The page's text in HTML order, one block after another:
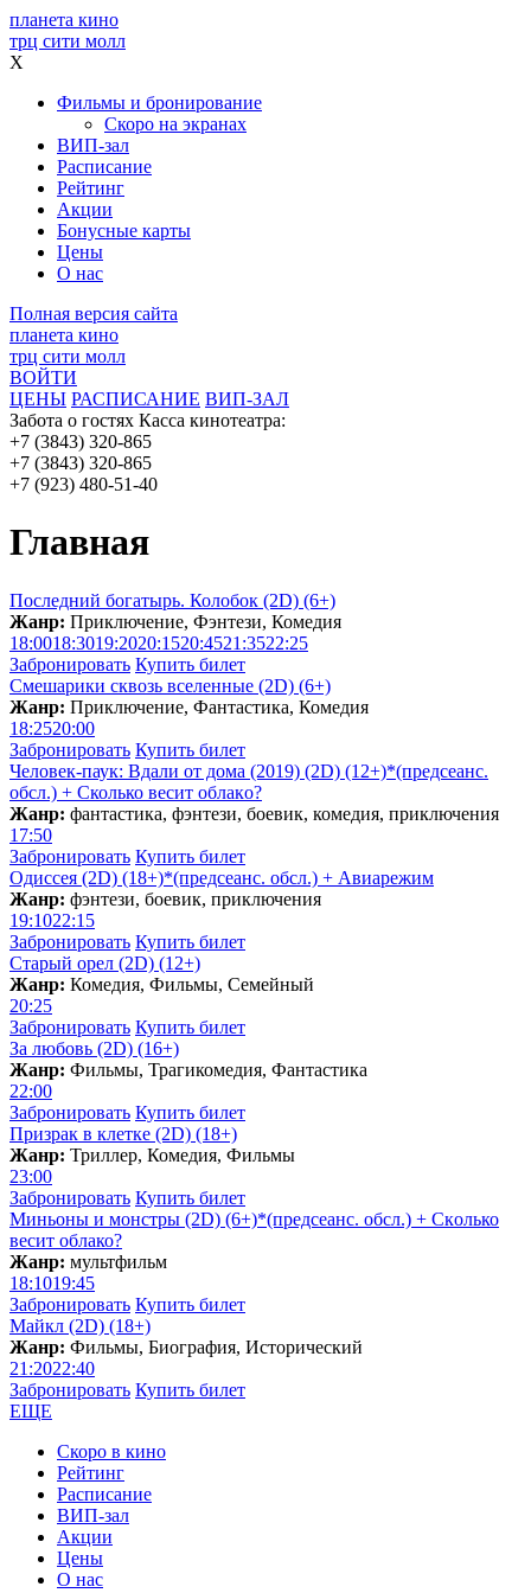
планета кино
трц сити молл
X
Фильмы и бронирование
Скоро на экранах
ВИП-зал
Расписание
Рейтинг
Акции
Бонусные карты
Цены
О нас
Полная версия сайта
планета кино
трц сити молл
ВОЙТИ
ЦЕНЫ РАСПИСАНИЕ ВИП-ЗАЛ
Забота о гостях Касса кинотеатра:
+7 (3843) 320-865
+7 (3843) 320-865
+7 (923) 480-51-40
Главная
Последний богатырь. Колобок (2D) (6+)
Жанр: Приключение, Фэнтези, Комедия
18:0018:3019:2020:1520:4521:3522:25
Забронировать Купить билет
Смешарики сквозь вселенные (2D) (6+)
Жанр: Приключение, Фантастика, Комедия
18:2520:00
Забронировать Купить билет
Человек-паук: Вдали от дома (2019) (2D) (12+)*(предсеанс.
обсл.) + Сколько весит облакo?
Жанр: фантастика, фэнтези, боевик, комедия, приключения
17:50
Забронировать Купить билет
Одиссея (2D) (18+)*(предсеанс. обсл.) + Aвиарежим
Жанр: фэнтези, боевик, приключения
19:1022:15
Забронировать Купить билет
Старый орел (2D) (12+)
Жанр: Комедия, Фильмы, Семейный
20:25
Забронировать Купить билет
За любовь (2D) (16+)
Жанр: Фильмы, Трагикомедия, Фантастика
22:00
Забронировать Купить билет
Призрак в клетке (2D) (18+)
Жанр: Триллер, Комедия, Фильмы
23:00
Забронировать Купить билет
Миньоны и монстры (2D) (6+)*(предсеанс. обсл.) + Скoлько
весит облако?
Жанр: мультфильм
18:1019:45
Забронировать Купить билет
Майкл (2D) (18+)
Жанр: Фильмы, Биография, Исторический
21:2022:40
Забронировать Купить билет
ЕЩЕ
Скоро в кино
Рейтинг
Расписание
ВИП-зал
Акции
Цены
О нас